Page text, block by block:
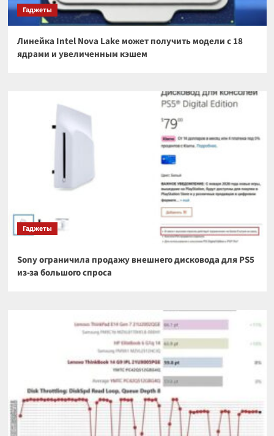
Гаджеты
Линейка Intel Nova Lake может получить модели с 18
ядрами и увеличенным кэшем
Гаджеты
Sony ограничила продажу внешнего дисковода для PS5
из-за большого спроса